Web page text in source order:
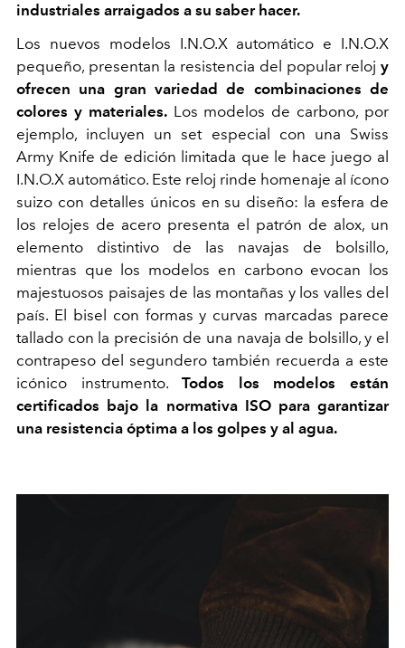
industriales arraigados a su saber hacer.
Los nuevos modelos I.N.O.X automático e I.N.O.X
pequeño, presentan la resistencia del popular reloj y
ofrecen una gran variedad de combinaciones de
colores y materiales.Los modelos de carbono, por
ejemplo, incluyen un set especial con una Swiss
Army Knife de edición limitada que le hace juego al
I.N.O.X automático. Este reloj rinde homenaje al ícono
suizo con detalles únicos en su diseño: la esfera de
los relojes de acero presenta el patrón de alox, un
elemento distintivo de las navajas de bolsillo,
mientras que los modelos en carbono evocan los
majestuosos paisajes de las montañas y los valles del
país. El bisel con formas y curvas marcadas parece
tallado con la precisión de una navaja de bolsillo, y el
contrapeso del segundero también recuerda a este
icónico instrumento.Todos los modelos están
certificados bajo la normativa ISO para garantizar
una resistencia óptima a los golpes y al agua.